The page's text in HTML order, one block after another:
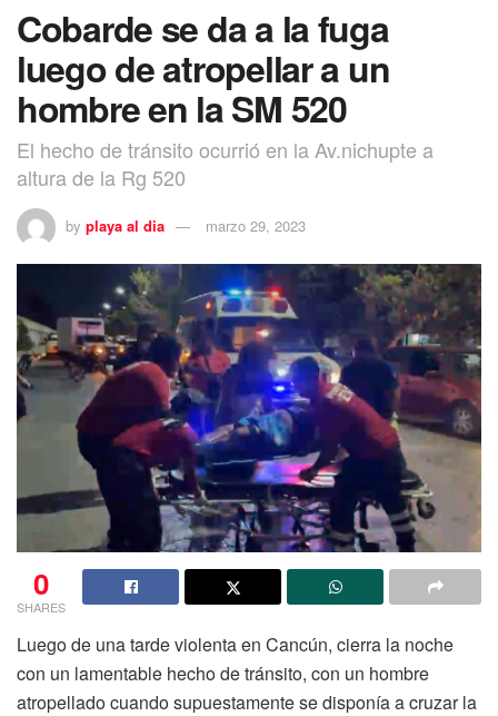
Cobarde se da a la fuga
luego de atropellar a un
hombre en la SM 520
El hecho de tránsito ocurrió en la Av.nichupte a
altura de la Rg 520
by playa al dia marzo 29, 2023
0
SHARES
Luego de una tarde violenta en Cancún, cierra la noche
con un lamentable hecho de tránsito, con un hombre
atropellado cuando supuestamente se disponía a cruzar la